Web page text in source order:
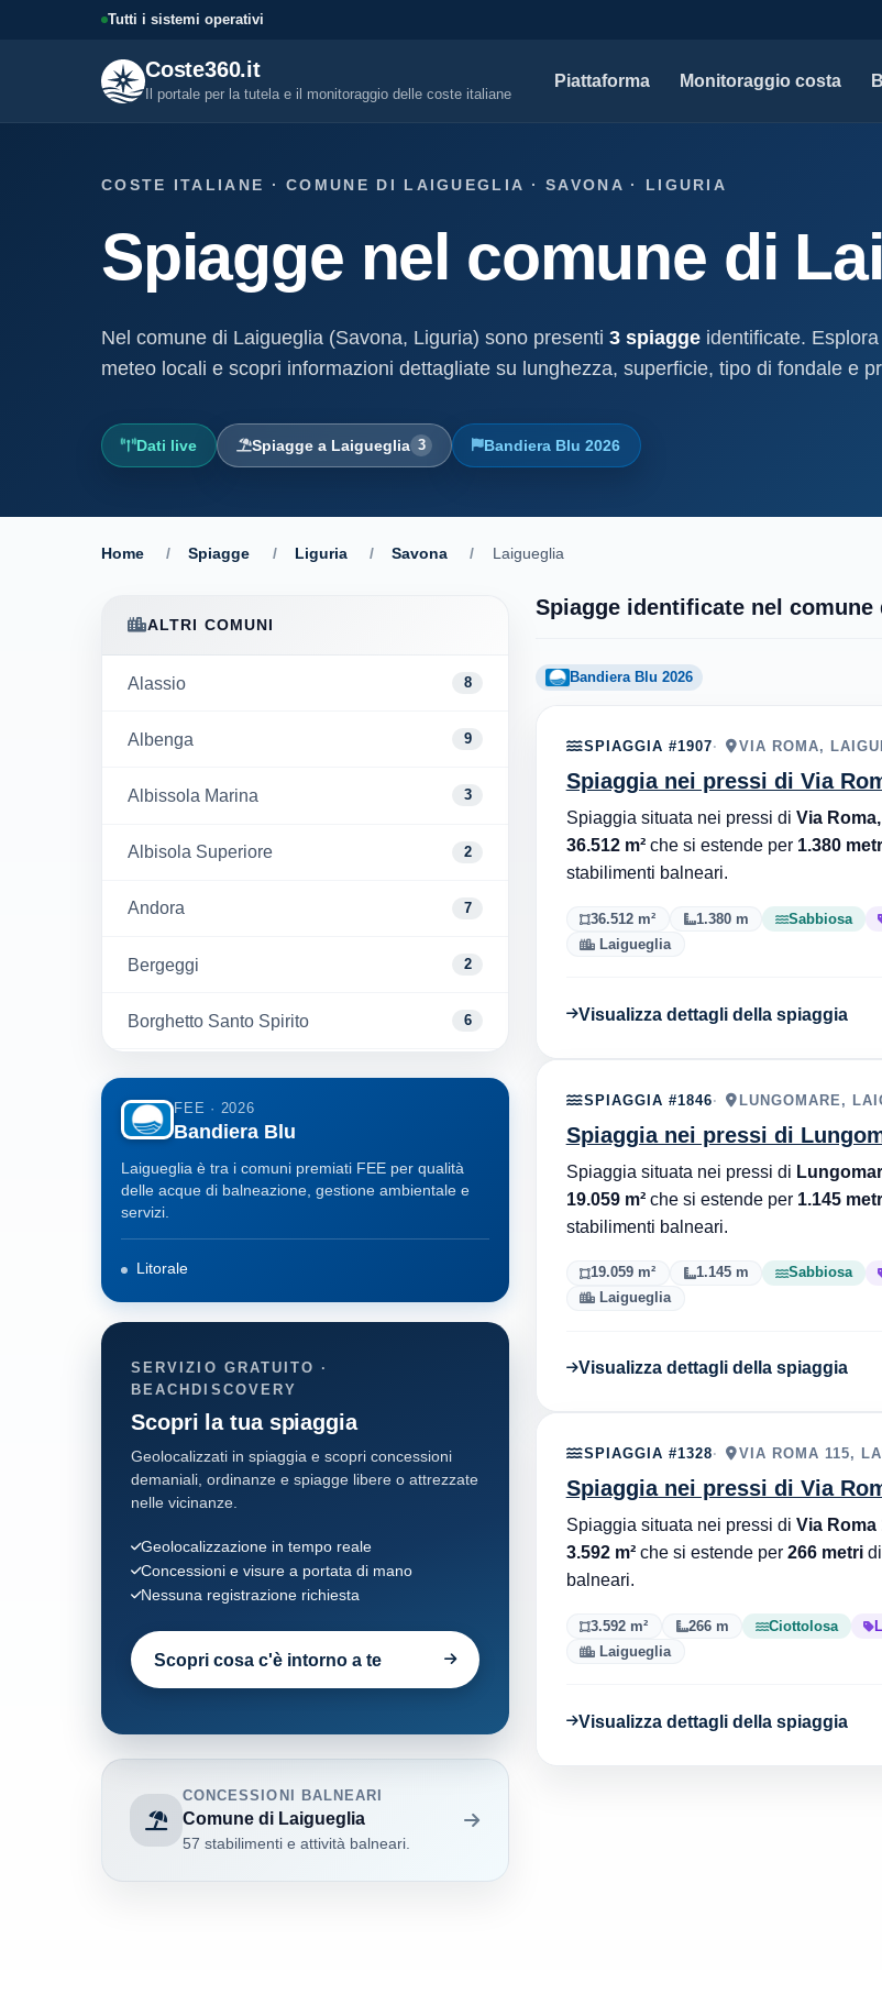
Tutti i sistemi operativi
Coste360.it
Il portale per la tutela e il monitoraggio delle coste italiane
Piattaforma Monitoraggio costa
Visure, fascicoli, verifica concessioni e
altro.
Visura concessione demaniale
Un documento sintetico della concessione
demaniale marittima
demaniale marittima
Storico completo ed evolutivo della
concessione demaniale marittima
Soluzioni per studi tecnici, legali e PA.
Modello D1
Studi geologici costieri
Indagini, perizie e relazioni geologiche per il
COSTE ITALIANE · COMUNE DI LAIGUEGLIA · SAVONA · LIGURIA
Spiagge nel comune di
Nel comune di Laigueglia (Savona, Liguria) sono presenti 3 spiagge identificate.
meteo locali e scopri informazioni dettagliate su lunghezza, superficie, tipo di fondale e
Dati live Spiagge a Laigueglia 3 Bandiera Blu 2026
Home / Spiagge / Liguria / Savona / Laigueglia
ALTRI COMUNI
Alassio 8
Albenga 9
Albissola Marina 3
Albisola Superiore 2
Andora 7
Bergeggi 2
Borghetto Santo Spirito 6
Borgio Verezzi 2
Celle Ligure
Ceriale 4
Finale Ligure
Loano 7
Noli
Pietra Ligure
Savona
Varazze 14
FEE · 2026
Bandiera Blu
Laigueglia è tra i comuni premiati FEE per qualità
delle acque di balneazione, gestione ambientale e
servizi.
Litorale
SERVIZIO GRATUITO ·
BEACHDISCOVERY
Scopri la tua spiaggia
Geolocalizzati in spiaggia e scopri concessioni
demaniali, ordinanze e spiagge libere o attrezzate
nelle vicinanze.
Geolocalizzazione in tempo reale
Concessioni e visure a portata di mano
Nessuna registrazione richiesta
Scopri cosa c'è intorno a te
CONCESSIONI BALNEARI
Comune di Laigueglia
57 stabilimenti e attività balneari.
Spiagge identificate nel comune
Bandiera Blu 2026
SPIAGGIA #1907 VIA ROMA,
Spiaggia nei pressi di Via
Spiaggia situata nei pressi di Via
36.512 m²che si estende per 1.380
stabilimenti balneari.
36.512 m² 1.380 m Sabbiosa
Laigueglia
Visualizza dettagli della spiaggia
SPIAGGIA #1846 LUNGOMARE,
Spiaggia nei pressi di
Spiaggia situata nei pressi di
19.059 m²che si estende per 1.145
stabilimenti balneari.
19.059 m² 1.145 m Sabbiosa
Laigueglia
Visualizza dettagli della spiaggia
SPIAGGIA #1328 VIA ROMA 115,
Spiaggia nei pressi di Via
Spiaggia situata nei pressi di Via Roma
3.592 m²che si estende per 266 metridi
balneari.
3.592 m² 266 m Ciottolosa
Laigueglia
Visualizza dettagli della spiaggia